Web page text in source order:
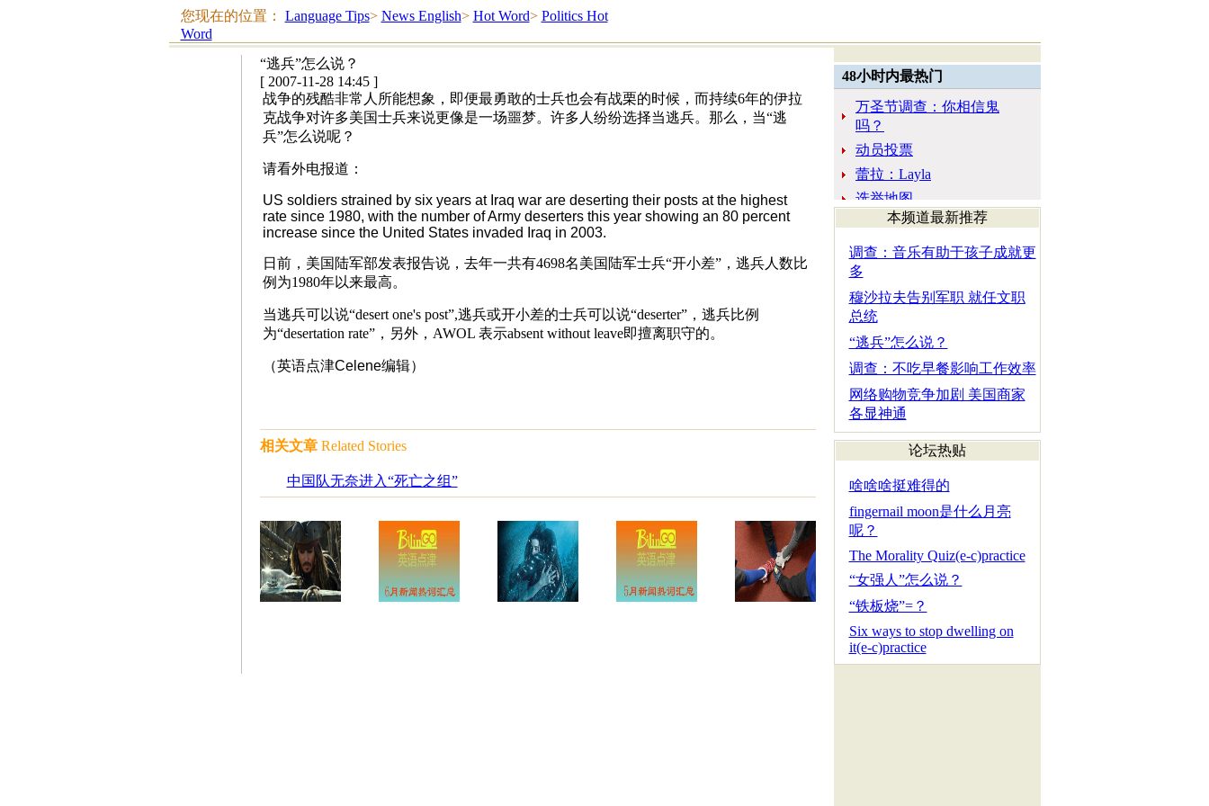
您现在的位置： Language Tips> News English> Hot Word> Politics Hot
Word
“逃兵”怎么说？
[ 2007-11-28 14:45 ]
战争的残酷非常人所能想象，即便最勇敢的士兵也会有战栗的时候，而持续6年的伊拉
克战争对许多美国士兵来说更像是一场噩梦。许多人纷纷选择当逃兵。那么，当“逃
兵”怎么说呢？
请看外电报道：
US soldiers strained by six years at Iraq war are deserting their posts at the highest
rate since 1980, with the number of Army deserters this year showing an 80 percent
increase since the United States invaded Iraq in 2003.
日前，美国陆军部发表报告说，去年一共有4698名美国陆军士兵“开小差”，逃兵人数比
例为1980年以来最高。
当逃兵可以说“desert one's post”,逃兵或开小差的士兵可以说“deserter”，逃兵比例
为“desertation rate”，另外，AWOL 表示absent without leave即擅离职守的。
（英语点津Celene编辑）
相关文章 Related Stories
中国队无奈进入“死亡之组”
本频道最新推荐
调查：音乐有助于孩子成就更
多
穆沙拉夫告别军职 就任文职
总统
“逃兵”怎么说？
调查：不吃早餐影响工作效率
网络购物竞争加剧 美国商家
各显神通
论坛热贴
啥啥啥挺难得的
fingernail moon是什么月亮
呢？
The Morality Quiz(e-c)practice
“女强人”怎么说？
“铁板烧”=？
Six ways to stop dwelling on
it(e-c)practice